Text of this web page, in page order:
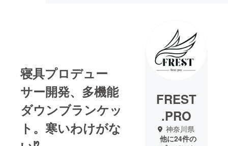
寝具プロデュー
サー開発、多機能
ダウンブランケッ
ト。寒いわけがな
FREST
.PRO
神奈川県
他に24件の